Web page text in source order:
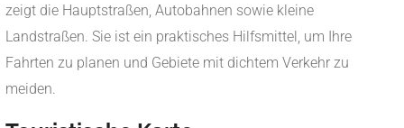
zeigt die Hauptstraßen, Autobahnen sowie kleine
Landstraßen. Sie ist ein praktisches Hilfsmittel, um Ihre
Fahrten zu planen und Gebiete mit dichtem Verkehr zu
meiden.